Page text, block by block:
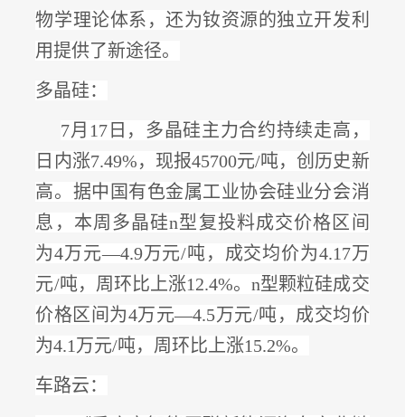
物学理论体系，还为钕资源的独立开发利
用提供了新途径。
多晶硅：
7月17日，多晶硅主力合约持续走高，
日内涨7.49%，现报45700元/吨，创历史新
高。据中国有色金属工业协会硅业分会消
息，本周多晶硅n型复投料成交价格区间
为4万元—4.9万元/吨，成交均价为4.17万
元/吨，周环比上涨12.4%。n型颗粒硅成交
价格区间为4万元—4.5万元/吨，成交均价
为4.1万元/吨，周环比上涨15.2%。
车路云：